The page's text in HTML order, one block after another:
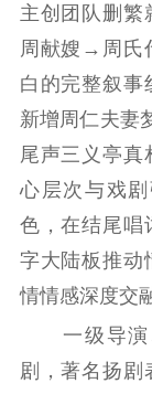
文明创建
思想政治教育
精品出版
主创团队删
周献嫂→周
白的完整叙事
新增周仁夫妻
尾声三义亭真
心层次与戏
色，在结尾唱
字大陆板推动
情情感深度交
一级导演
剧，著名扬剧